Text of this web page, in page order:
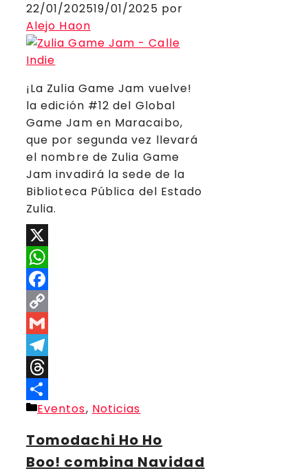
22/01/202519/01/2025 por
Alejo Haon
¡La Zulia Game Jam vuelve!
la edición #12 del Global
Game Jam en Maracaibo,
que por segunda vez llevará
el nombre de Zulia Game
Jam invadirá la sede de la
Biblioteca Pública del Estado
Zulia.
X
WhatsApp
Facebook
Copy
Link
Gmail
Telegram
Threads
Compartir
Categorías
Eventos, Noticias
Tomodachi Ho Ho
Boo! combina Navidad